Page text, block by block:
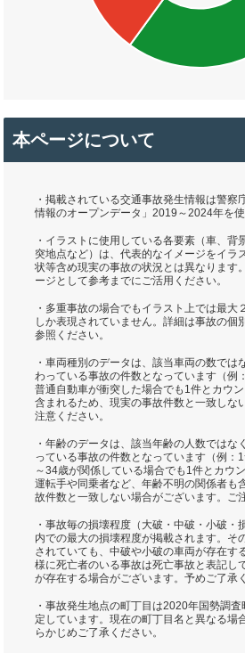
本ページについて
・掲載されている交通事故発生情報は警察
情報のオープンデータ」2019～2024年を使
・イラストに使用している各要素（車、背
突地点など）は、代表的なイメージをイラ
状等含め現実の事故の状況とは異なります
ージとして参考までにご活用ください。
・多重事故の場合でもイラスト上では最大
しか表現されていません。詳細は事故の個
参照ください。
・車両種別のデータは、該当車両の数では
わっている事故の件数となっています（例
普通自動車が衝突した場合でも1件とカウ
含まれるため、現実の事故件数と一致しな
注意ください。
・年齢のデータは、該当年齢の人数ではな
っている事故の件数となっています（例：
～34歳が関係している場合でも1件とカウ
運転手や同乗者など、年齢不明の関係者も
故件数と一致しない場合がございます。ご
・事故毎の損壊程度（大破・中破・小破・
内での最大の損壊程度が掲載されます。そ
されていても、中破や小破の車両が存在す
様に死亡者のいる事故は死亡事故と表記し
が存在する場合がございます。予めご了承
・事故発生地点の町丁目は2020年国勢調
定しています。現在の町丁目名と異なる場
らかじめご了承ください。